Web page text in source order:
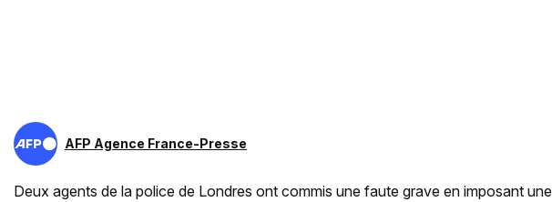
AFP Agence France-Presse
Deux agents de la police de Londres ont commis une faute grave en imposant une